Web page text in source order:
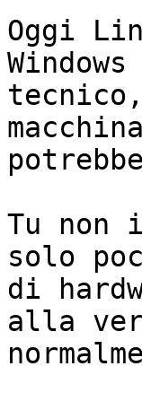
Oggi
Tu non
solo
di
alla